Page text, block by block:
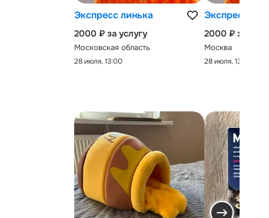
Экспресс линька
2000 ₽ за услугу
Московская область
28 июля, 13:00
Экспресс-
2000 ₽ за
Москва
28 июля, 13:00